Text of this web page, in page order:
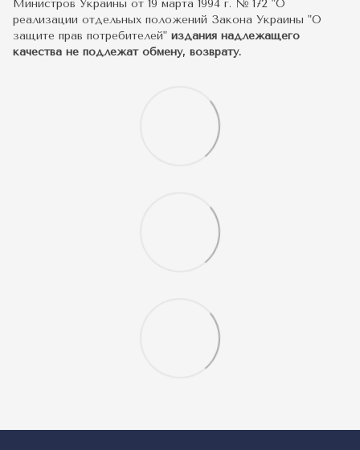
Министров Украины от 19 марта 1994 г. № 172 "О
реализации отдельных положений Закона Украины "О
защите прав потребителей" издания надлежащего
качества не подлежат обмену, возврату.